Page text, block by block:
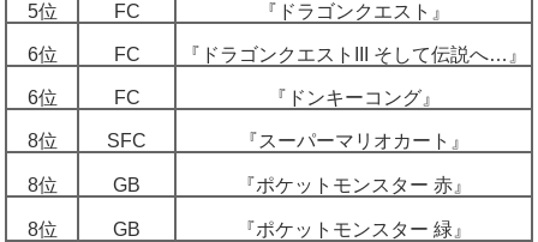
5位 FC 『ドラゴンクエスト』
6位 FC 『ドラゴンクエストIII そして伝説へ…』
6位 FC 『ドンキーコング』
8位 SFC 『スーパーマリオカート』
8位 GB 『ポケットモンスター 赤』
8位 GB 『ポケットモンスター 緑』